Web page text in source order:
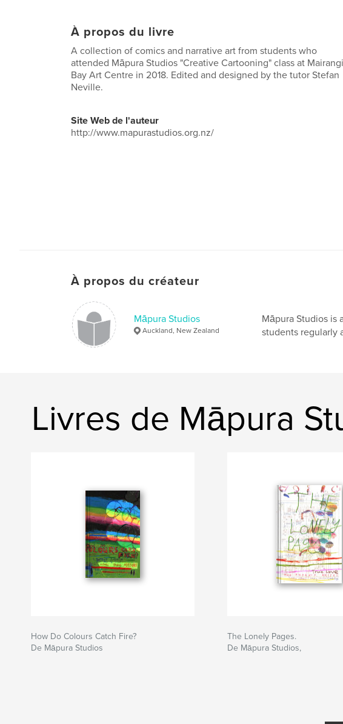
À propos du livre
A collection of comics and narrative art from students who
attended Māpura Studios "Creative Cartooning" class at Mairangi
Bay Art Centre in 2018. Edited and designed by the tutor Stefan
Neville.
Site Web de l'auteur
http://www.mapurastudios.org.nz/
À propos du créateur
Māpura Studios
Auckland, New Zealand
Māpura Studios is
students regularly
Livres de Māpura
How Do Colours Catch Fire?
De Māpura Studios
The Lonely Pages.
De Māpura Studios,